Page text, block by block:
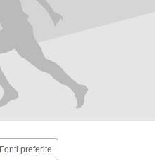
Fonti preferite